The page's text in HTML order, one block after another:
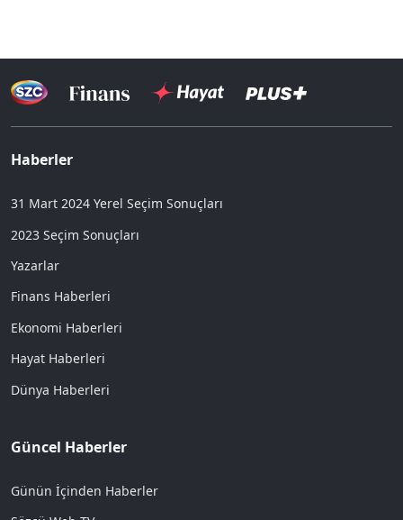
Haberler
31 Mart 2024 Yerel Seçim Sonuçları
2023 Seçim Sonuçları
Yazarlar
Finans Haberleri
Ekonomi Haberleri
Hayat Haberleri
Dünya Haberleri
Güncel Haberler
Günün İçinden Haberler